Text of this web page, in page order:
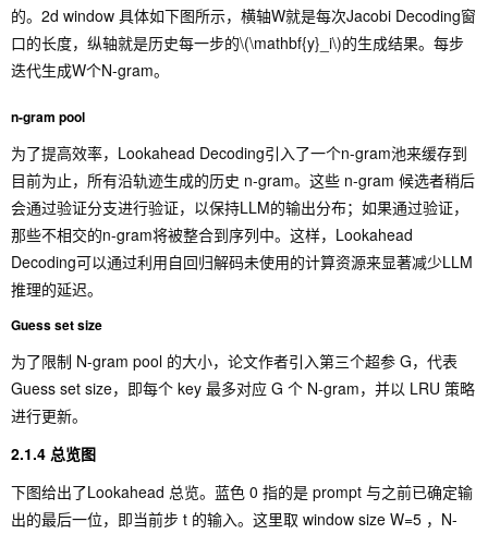
的。2d window 具体如下图所示，横轴W就是每次Jacobi Decoding窗
口的长度，纵轴就是历史每一步的\(\mathbf{y}_i\)的生成结果。每步
迭代生成W个N-gram。
n-gram pool
为了提高效率，Lookahead Decoding引入了一个n-gram池来缓存到
目前为止，所有沿轨迹生成的历史 n-gram。这些 n-gram 候选者稍后
会通过验证分支进行验证，以保持LLM的输出分布；如果通过验证，
那些不相交的n-gram将被整合到序列中。这样，Lookahead
Decoding可以通过利用自回归解码未使用的计算资源来显著减少LLM
推理的延迟。
Guess set size
为了限制 N-gram pool 的大小，论文作者引入第三个超参 G，代表
Guess set size，即每个 key 最多对应 G 个 N-gram，并以 LRU 策略
进行更新。
2.1.4 总览图
下图给出了Lookahead 总览。蓝色 0 指的是 prompt 与之前已确定输
出的最后一位，即当前步 t 的输入。这里取 window size W=5 ，N-